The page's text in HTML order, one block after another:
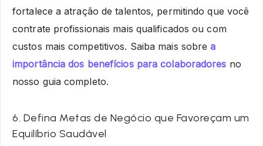
fortalece a atração de talentos, permitindo que você
contrate profissionais mais qualificados ou com
custos mais competitivos. Saiba mais sobrea
importância dos benefícios para colaboradores no
nosso guia completo.
6. Defina Metas de Negócio que Favoreçam um
Equilíbrio Saudável